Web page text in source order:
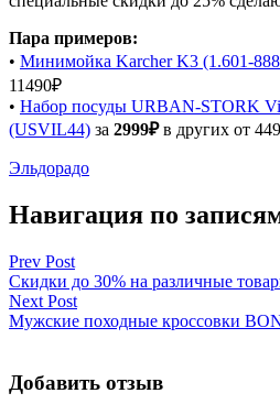
Пара примеров:
• Минимойка Karcher K3 (1.601-
11490₽
• Набор посуды URBAN-STORK
(USVIL44) за 2999₽в других от
Эльдорадо
Навигация по
Prev Post
Скидки до 30% на различные
Next Post
Мужские походные кроссовки
Добавить отзыв